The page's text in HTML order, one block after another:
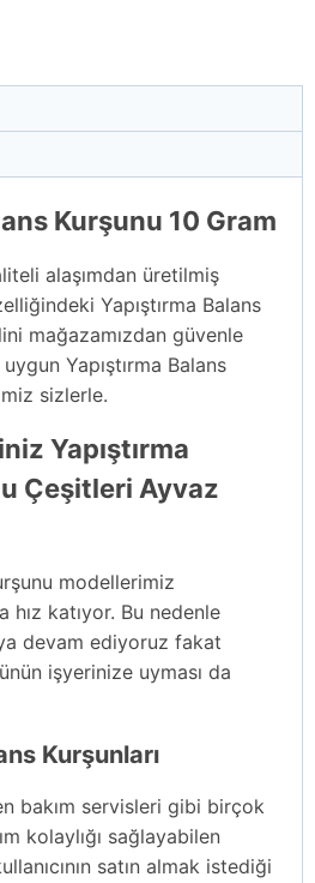
Kurşunu 10 Gram
alaşımdan üretilmiş
Yapıştırma Balans
mağazamızdan güvenle
Yapıştırma Balans
sizlerle.
Yapıştırma
Çeşitleri Ayvaz
modellerimiz
hız katıyor. Bu nedenle
devam ediyoruz fakat
işyerinize uyması da
Kurşunları
bakım servisleri gibi birçok
kolaylığı sağlayabilen
satın almak istediği